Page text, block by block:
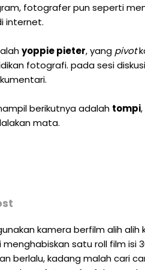
fotografer pun seperti
internet.
yoppie pieter, yang pivot
fotografi. pada sesi
berikutnya adalah tompi
mata.
kamera berfilm alih
satu roll film isi
berlalu, kadang malah cari